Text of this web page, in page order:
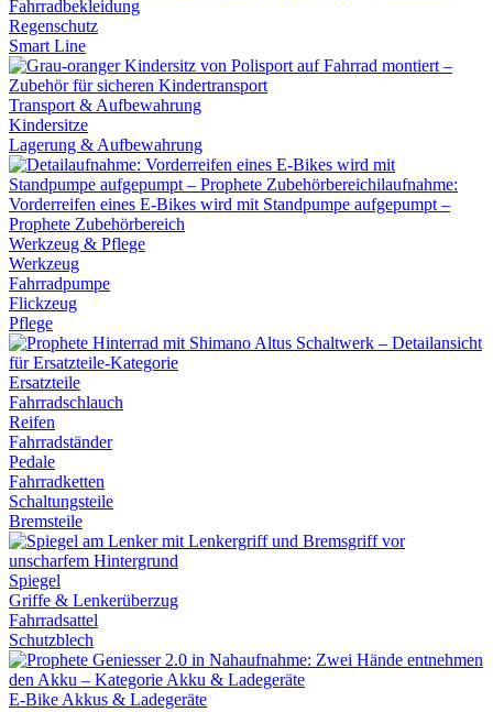
Regenschutz
Smart Line
Transport & Aufbewahrung
Kindersitze
Lagerung & Aufbewahrung
Werkzeug & Pflege
Werkzeug
Fahrradpumpe
Flickzeug
Pflege
Ersatzteile
Fahrradschlauch
Reifen
Fahrradständer
Pedale
Fahrradketten
Schaltungsteile
Bremsteile
Spiegel
Griffe & Lenkerüberzug
Fahrradsattel
Schutzblech
E-Bike Akkus & Ladegeräte